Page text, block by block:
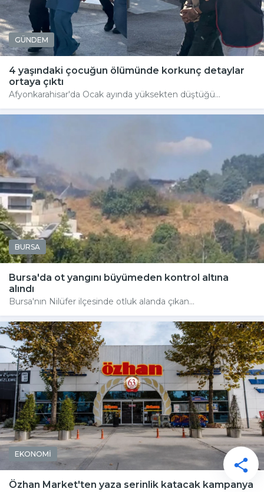
GÜNDEM
4 yaşındaki çocuğun ölümünde korkunç detaylar
ortaya çıktı
Afyonkarahisar'da Ocak ayında yüksekten düştüğü...
BURSA
Bursa'da ot yangını büyümeden kontrol altına
alındı
Bursa'nın Nilüfer ilçesinde otluk alanda çıkan...
EKONOMİ
Özhan Market'ten yaza serinlik katacak kampanya